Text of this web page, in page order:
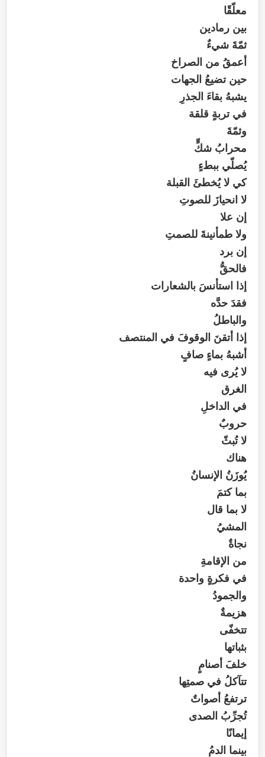
معلّقًا
بين رمادين
ثمّةَ شيءٌ
أعمقُ من الصراخ
حين تضيعُ الجهات
يشبهُ بقاءَ الجذرِ
في تربةٍ قلقة
وثمّةَ
محرابُ شكٍّ
يُصلّي ببطءٍ
كي لا يُخطئَ القبلة
لا انحيازَ للصوتِ
إن علا
ولا طمأنينةَ للصمتِ
إن برد
فالحقُّ
إذا استأنسَ بالشعارات
فقدَ حدَّه
والباطلُ
إذا أتقنَ الوقوفَ في المنتصف
أشبهُ بماءٍ صافٍ
لا يُرى فيه
الغرق
في الداخلِ
حروبٌ
لا تُبثّ
هناك
يُوزَنُ الإنسانُ
بما كتمَ
لا بما قال
المشيُ
نجاةٌ
من الإقامةِ
في فكرةٍ واحدة
والجمودُ
هزيمةٌ
تتخفّى
بثباتها
خلفَ أصنامٍ
تتآكلُ في صمتِها
ترتفعُ أصواتٌ
تُجرِّبُ الصدى
إيمانًا
بينما الدمُ